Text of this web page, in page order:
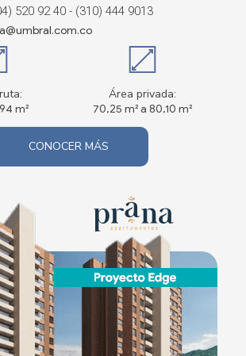
520 92 40 - (310) 444 9013
m²
Área privada:
70,25 m² a 80,10 m²
CONOCER MÁS